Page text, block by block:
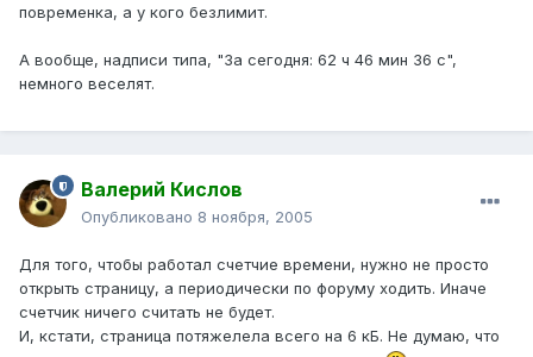
повременка, а у кого безлимит.
А вообще, надписи типа, "За сегодня: 62 ч 46 мин 36 с",
немного веселят.
Валерий Кислов
Опубликовано 8 ноября, 2005
Для того, чтобы работал счетчие времени, нужно не просто
открыть страницу, а периодически по форуму ходить. Иначе
счетчик ничего считать не будет.
И, кстати, страница потяжелела всего на 6 кБ. Не думаю, что